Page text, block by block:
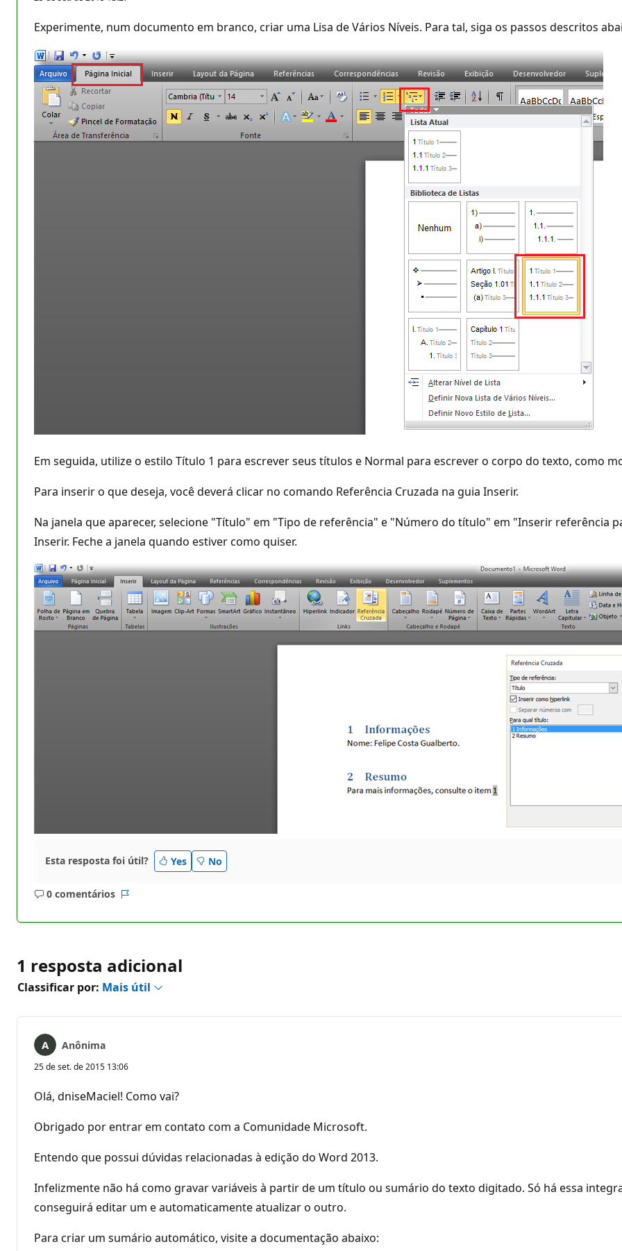
Experimente, num documento em branco, criar uma Lisa de Vários Níveis. Para tal, siga os passos descritos
Em seguida, utilize o estilo Título 1 para escrever seus títulos e Normal para escrever o corpo do texto, como
Para inserir o que deseja, você deverá clicar no comando Referência Cruzada na guia Inserir.
Na janela que aparecer, selecione "Título" em "Tipo de referência" e "Número do título" em "Inserir referência
Inserir. Feche a janela quando estiver como quiser.
Esta resposta foi útil? Yes No
0 comentários
Sem
1 resposta adicional
Classificar por: Mais útil
Anônima
25 de set. de 2015 13:06
Olá, dniseMaciel! Como vai?
Obrigado por entrar em contato com a Comunidade Microsoft.
Entendo que possui dúvidas relacionadas à edição do Word 2013.
Infelizmente não há como gravar variáveis à partir de um título ou sumário do texto digitado. Só há essa
conseguirá editar um e automaticamente atualizar o outro.
Para criar um sumário automático, visite a documentação abaixo: